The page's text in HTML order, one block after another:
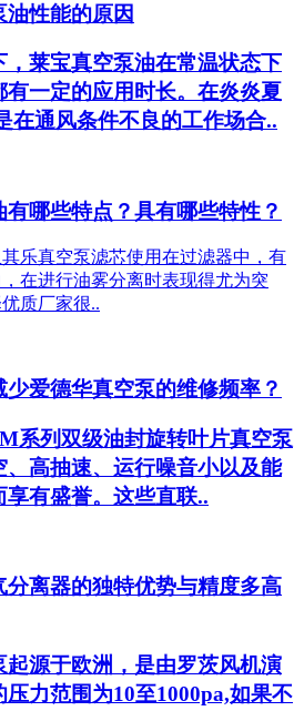
油性能的原因
莱宝真空泵油在常温状态下
有一定的应用时长。在炎炎夏
在通风条件不良的工作场合..
有哪些特点？具有哪些特性？
真空泵滤芯使用在过滤器中，有
在进行油雾分离时表现得尤为突
质厂家很..
爱德华真空泵的维修频率？
列双级油封旋转叶片真空泵
、高抽速、运行噪音小以及能
有盛誉。这些直联..
分离器的独特优势与精度多高
源于欧洲，是由罗茨风机演
力范围为10至1000pa,如果不